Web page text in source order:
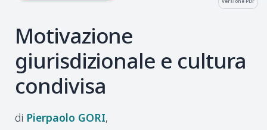
Motivazione
giurisdizionale e cultura
condivisa
Pierpaolo GORI